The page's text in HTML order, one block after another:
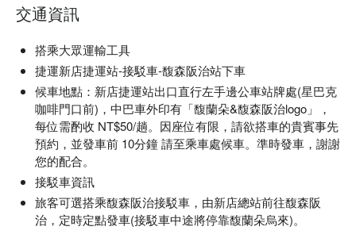
交通資訊
搭乘大眾運輸工具
捷運新店捷運站-接駁車-馥森阪治站下車
候車地點：新店捷運站出口直行左手邊公車站牌處(星巴克
咖啡門口前)，中巴車外印有「馥蘭朵&馥森阪治logo」，
每位需酌收 NT$50/趟。因座位有限，請欲搭車的貴賓事先
預約，並發車前 10分鐘 請至乘車處候車。準時發車，謝謝
您的配合。
接駁車資訊
旅客可選搭乘馥森阪治接駁車，由新店總站前往馥森阪
治，定時定點發車(接駁車中途將停靠馥蘭朵烏來)。